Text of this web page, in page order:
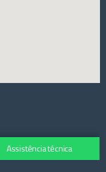
Assistência técnica